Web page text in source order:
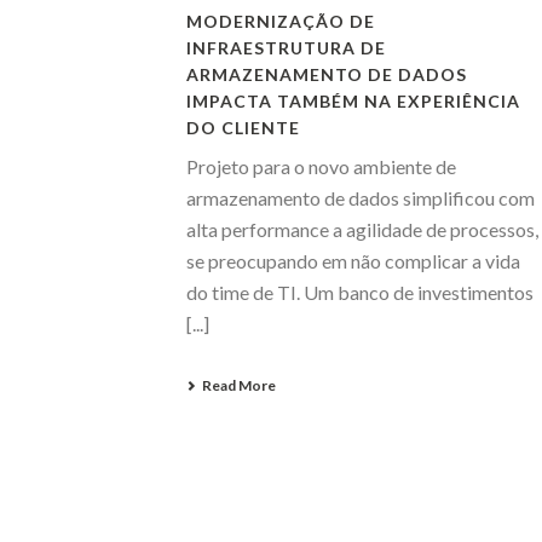
MODERNIZAÇÃO DE
INFRAESTRUTURA DE
ARMAZENAMENTO DE DADOS
IMPACTA TAMBÉM NA EXPERIÊNCIA
DO CLIENTE
Projeto para o novo ambiente de
armazenamento de dados simplificou com
alta performance a agilidade de processos,
se preocupando em não complicar a vida
do time de TI. Um banco de investimentos
[...]
Read More